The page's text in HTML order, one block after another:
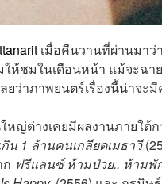
เมื่อคืนวานที่ผ่านมาว่า
ให้ชมในเดือนหน้า แม้จะฉา
ยว่าภาพยนตร์เรื่องนี้น่าจะ
ต่างเคยมีผลงานภายใต้ก
น 1 ล้านคนเกลียดเมธาวี
ฟรีแลนซ์ ห้ามป่วย.. ห้าม